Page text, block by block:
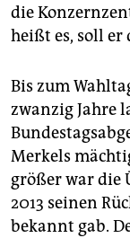
die
heißt es, soll
Bis zum
zwanzig Jahre
Merkels
größer war die
2013 seinen
bekannt gab.